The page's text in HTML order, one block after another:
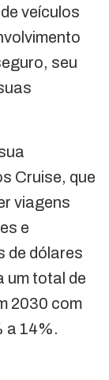
veículos
seu
Cruise, que
viagens
e
de dólares
um total de
2030 com
a 14%.